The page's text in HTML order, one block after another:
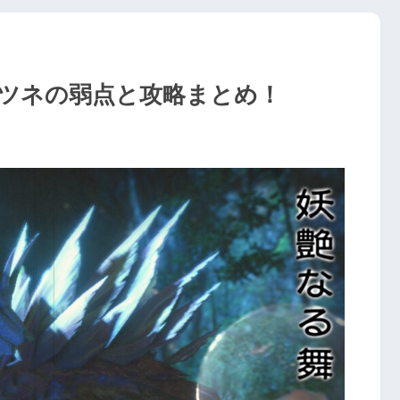
ネの弱点と攻略まとめ！